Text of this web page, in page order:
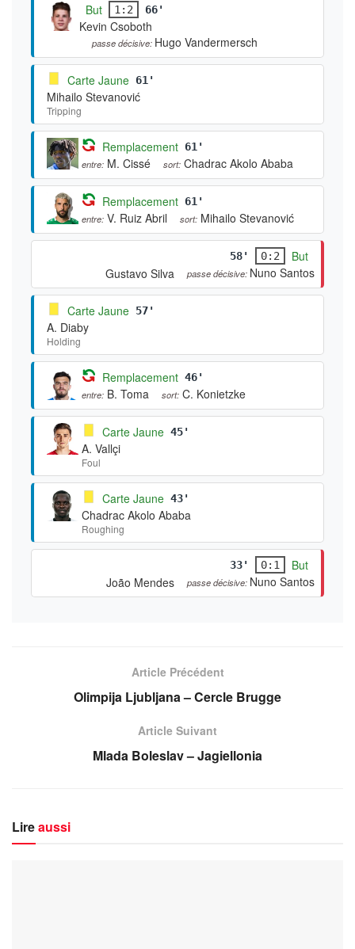
But 1:2 66'
Kevin Csoboth
passe décisive: Hugo Vandermersch
Carte Jaune 61'
Mihailo Stevanović
Tripping
Remplacement 61'
entre: M. Cissé sort: Chadrac Akolo Ababa
Remplacement 61'
entre: V. Ruiz Abril sort: Mihailo Stevanović
58' 0:2
But
Gustavo Silva
passe décisive: Nuno Santos
Carte Jaune 57'
A. Diaby
Holding
Remplacement 46'
entre: B. Toma sort: C. Konietzke
Carte Jaune 45'
A. Vallçi
Foul
Carte Jaune 43'
Chadrac Akolo Ababa
Roughing
33' 0:1
But
João Mendes
passe décisive: Nuno Santos
Article Précédent
Olimpija Ljubljana – Cercle Brugge
Article Suivant
Mlada Boleslav – Jagiellonia
Lireaussi